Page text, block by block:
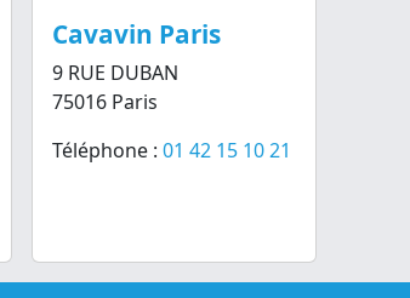
Cavavin Paris
9 RUE DUBAN
75016 Paris
Téléphone :01 42 15 10 21